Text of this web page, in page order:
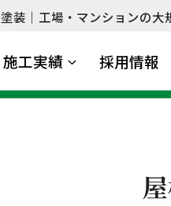
装｜工場・マンションの大
施工実績 採用情報